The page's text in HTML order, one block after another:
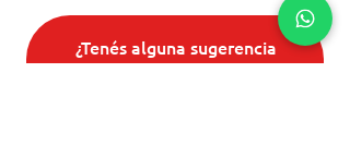
¿Tenés alguna sugerencia
o reclamo?